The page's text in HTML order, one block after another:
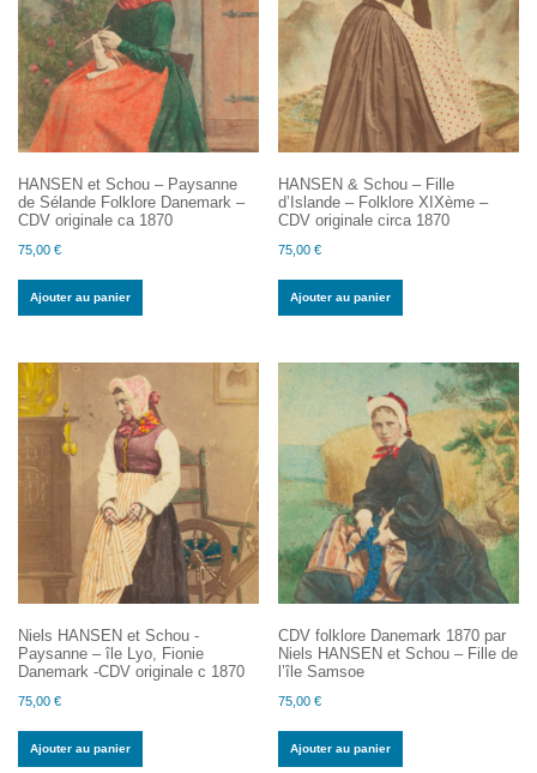
HANSEN et Schou – Paysanne
de Sélande Folklore Danemark –
CDV originale ca 1870
75,00 €
Ajouter au panier
HANSEN & Schou – Fille
d’Islande – Folklore XIXème –
CDV originale circa 1870
75,00€
Ajouter au panier
Niels HANSEN et Schou -
Paysanne – île Lyo, Fionie
Danemark -CDV originale c 1870
75,00 €
Ajouter au panier
CDV folklore Danemark 1870 par
Niels HANSEN et Schou – Fille de
l’île Samsoe
75,00€
Ajouter au panier